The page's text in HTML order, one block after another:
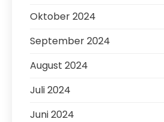
Oktober 2024
September 2024
August 2024
Juli 2024
Juni 2024